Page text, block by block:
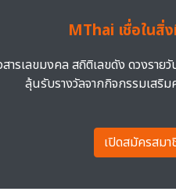
MThai เชื่อในสิ่
สารเลขมงคล สถิติเลขดัง ดวงราย
ลุ้นรับรางวัลจากกิจกรรมเสริ
เปิดสมัครสม